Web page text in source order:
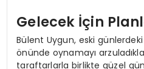
Gelecek İçin
Bülent Uygun, eski
önünde oynamayı
taraftarlarla birlikte güzel